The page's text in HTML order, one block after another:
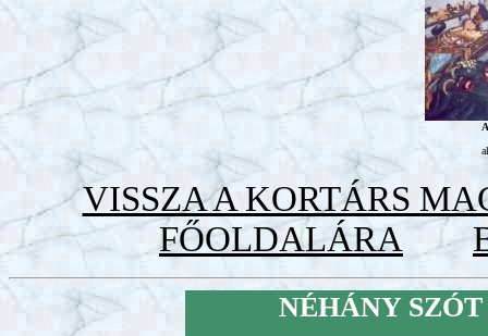
VISSZA A KORTÁRS
FŐOLDALÁRA
NÉHÁNY